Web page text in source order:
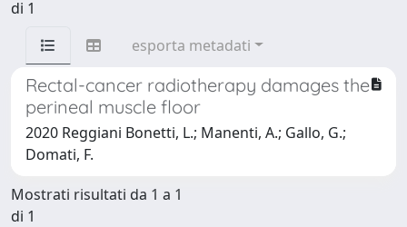
di 1
esporta metadati
Rectal-cancer radiotherapy damages the
perineal muscle floor
2020 Reggiani Bonetti, L.; Manenti, A.; Gallo, G.;
Domati, F.
Mostrati risultati da 1 a 1
di 1